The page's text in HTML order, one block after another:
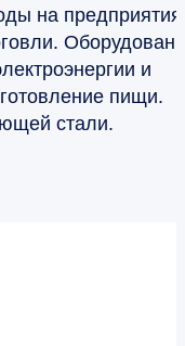
на
и
пищи.
стали.